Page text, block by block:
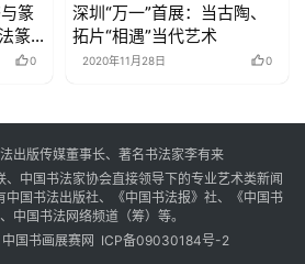
篆
篆
0
深圳“万一”首展：当古陶、
拓片“相遇”当代艺术
2020年11月28日 0
出版传媒董事长、著名书法家李有来
中国书法家协会直接领导下的专业艺术类新闻
中国书法出版社、《中国书法报》社、《中国书
中国书法网络频道（筹）等。
国书画展赛网 ICP备09030184号-2